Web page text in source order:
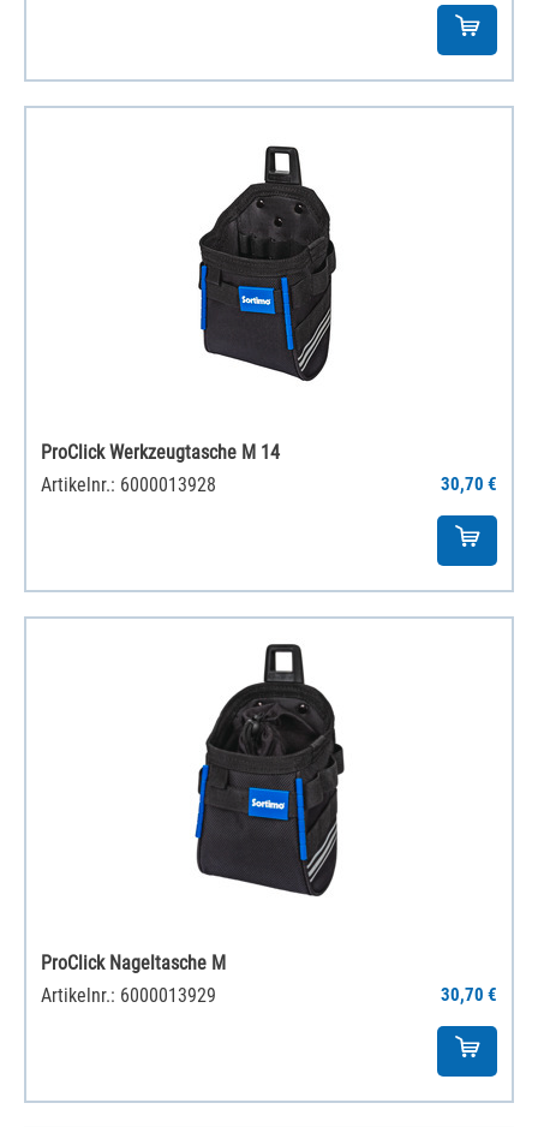
ProClick Werkzeugtasche M 14
Artikelnr.: 6000013928
30,70 €
ProClick Nageltasche M
Artikelnr.: 6000013929
30,70 €